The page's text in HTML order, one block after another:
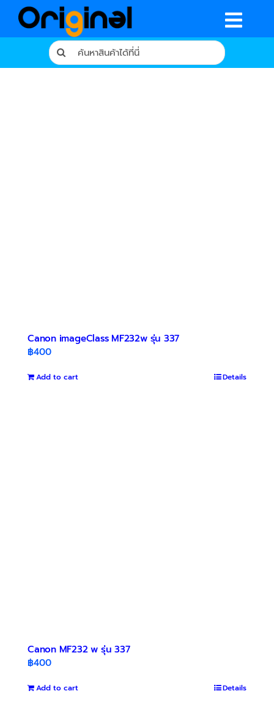
content
หน้าหลัก
Search
for:
Canon imageClass MF232w รุ่น 337
฿400
Add to cart Details
Canon MF232 w รุ่น 337
฿400
Add to cart Details